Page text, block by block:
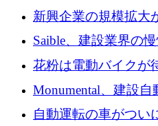
後、アムステルダム
新興企業の規模拡大
した創業者を生み出
Saible、建設業界の
対処するために 290
花粉は電動バイクが
ー交換ネットワーク
Monumental、建設
リーズ B で 3,200 万
自動運転の車がつい